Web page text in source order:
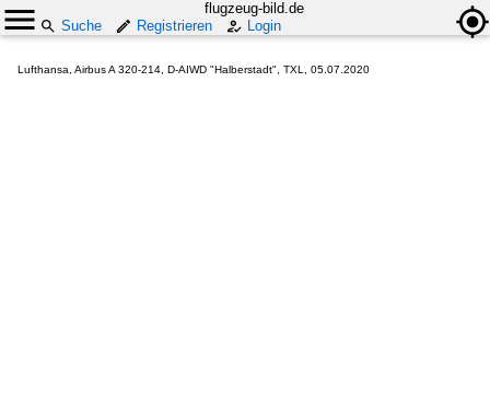
flugzeug-bild.de
Suche
Registrieren Login
Lufthansa, Airbus A 320-214, D-AIWD "Halberstadt", TXL, 05.07.2020